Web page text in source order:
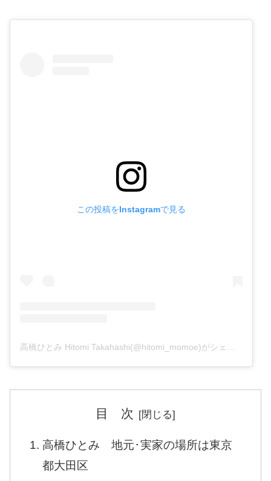
この投稿をInstagramで見る
目 次
高橋ひとみ 地元･実家の場所は東京
都大田区